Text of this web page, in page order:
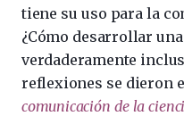
tiene su uso para la
¿Cómo desarrollar
verdaderamente
reflexiones se dieron
comunicación de la